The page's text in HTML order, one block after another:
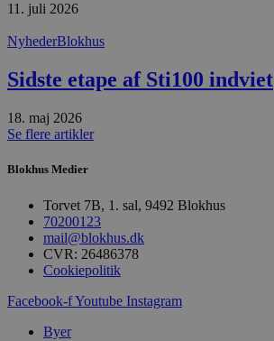
11. juli 2026
NyhederBlokhus
Sidste etape af Sti100 indviet
18. maj 2026
Se flere artikler
Blokhus Medier
Torvet 7B, 1. sal, 9492 Blokhus
70200123
mail@blokhus.dk
CVR: 26486378
Cookiepolitik
Facebook-fYoutube Instagram
Byer